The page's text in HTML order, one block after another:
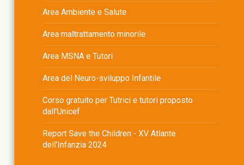
Area Ambiente e Salute
Area maltrattamento minorile
Area MSNA e Tutori
Area del Neuro-sviluppo Infantile
Corso gratuito per Tutrici e tutori proposto
dall’Unicef
Report Save the Children - XV Atlante
dell’Infanzia 2024